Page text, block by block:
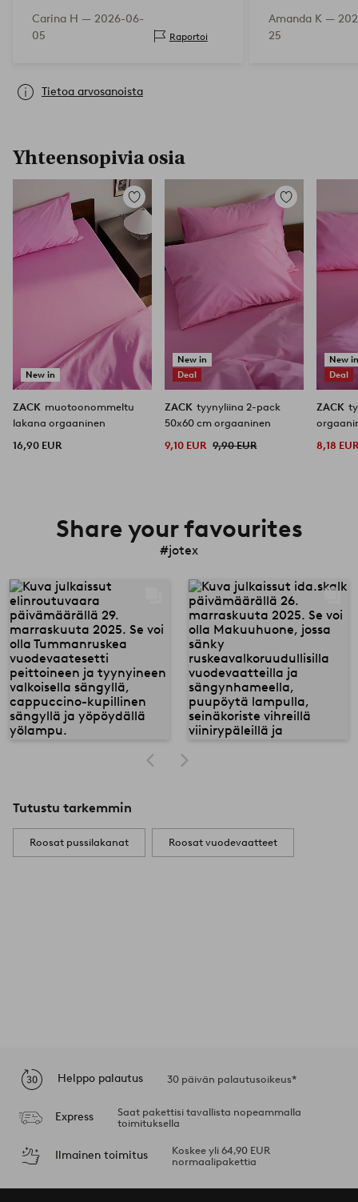
Carina H — 2026-06-
05
Raportoi
jälkeen kangas
pehmeäksi sillä
Amanda K —
25
Tietoa arvosanoista
Yhteensopivia osia
New in
Lisää
suosikkeihin
ZACK muotoonommeltu
lakana orgaaninen
16,90 EUR
New in
Deal
Lisää
suosikkeihin
ZACK tyynyliina 2-pack
50x60 cm orgaaninen
9,10 EUR 9,90 EUR
New
Deal
ZACK
8,18
Share your favourites
#jotex
Tutustu tarkemmin
Roosat pussilakanat Roosat vuodevaatteet
Helppo palautus 30 päivän palautusoikeus*
Express
Saat pakettisi tavallista nopeammalla
toimituksella
Ilmainen toimitus
Koskee yli 64,90 EUR
normaalipakettia